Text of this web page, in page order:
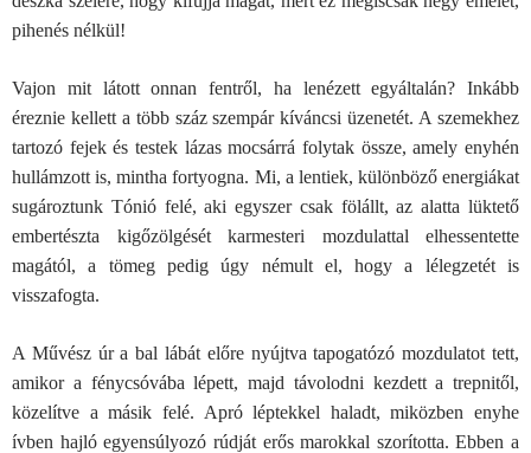
pihenés nélkül!
Vajon mit látott onnan fentről, ha lenézett egyáltalán? Inkább
éreznie kellett a több száz szempár kíváncsi üzenetét. A szemekhez
tartozó fejek és testek lázas mocsárrá folytak össze, amely enyhén
hullámzott is, mintha fortyogna. Mi, a lentiek, különböző energiákat
sugároztunk Tónió felé, aki egyszer csak fölállt, az alatta lüktető
embertészta kigőzölgését karmesteri mozdulattal elhessentette
magától, a tömeg pedig úgy némult el, hogy a lélegzetét is
visszafogta.
A Művész úr a bal lábát előre nyújtva tapogatózó mozdulatot tett,
amikor a fénycsóvába lépett, majd távolodni kezdett a trepnitől,
közelítve a másik felé. Apró léptekkel haladt, miközben enyhe
ívben hajló egyensúlyozó rúdját erős marokkal szorította. Ebben a